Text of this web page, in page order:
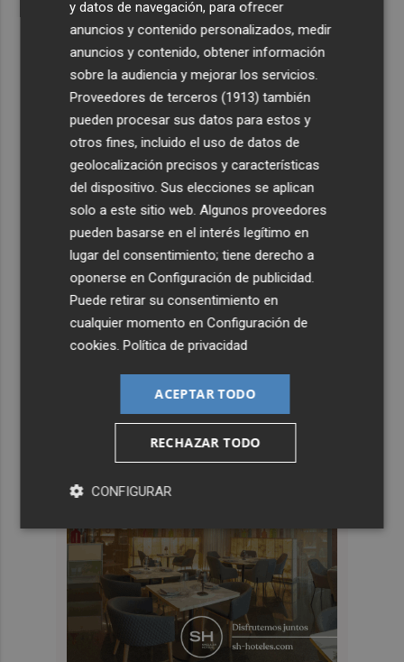
y datos de navegación, para ofrecer
anuncios y contenido personalizados, medir
anuncios y contenido, obtener información
sobre la audiencia y mejorar los servicios.
Proveedores de terceros (1913) también
pueden procesar sus datos para estos y
otros fines, incluido el uso de datos de
geolocalización precisos y características
del dispositivo. Sus elecciones se aplican
solo a este sitio web. Algunos proveedores
pueden basarse en el interés legítimo en
lugar del consentimiento; tiene derecho a
oponerse enConfiguración de publicidad
Puede retirar su consentimiento en
cualquier momento enConfiguración de
cookies .Política de privacidad
ACEPTAR TODO
RECHAZAR TODO
CONFIGURAR